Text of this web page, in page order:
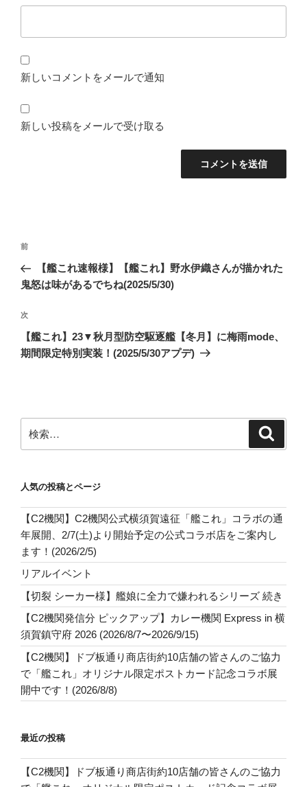
新しいコメントをメールで通知
新しい投稿をメールで受け取る
投
ナ
ゲ
ー
シ
前
の
投
前
【艦これ速報様】【艦これ】野水伊織さんが描かれた
鬼怒は味があるでちね(2025/5/30)
次
の
投
次
【艦これ】23▼秋月型防空駆逐艦【冬月】に梅雨mode、
期間限定特別実装！(2025/5/30アプデ)
索:
人気の投稿とページ
【C2機関】C2機関公式横須賀遠征「艦これ」コラボの通
年展開、2/7(土)より開始予定の公式コラボ店をご案内し
ます！(2026/2/5)
リアルイベント
【切裂 シーカー様】艦娘に全力で嫌われるシリーズ 続き
【C2機関発信分 ピックアップ】カレー機関 Express in 横
須賀鎮守府 2026 (2026/8/7〜2026/9/15)
【C2機関】ドブ板通り商店街約10店舗の皆さんのご協力
で「艦これ」オリジナル限定ポストカード記念コラボ展
開中です！(2026/8/8)
最近の投稿
【C2機関】ドブ板通り商店街約10店舗の皆さんのご協力